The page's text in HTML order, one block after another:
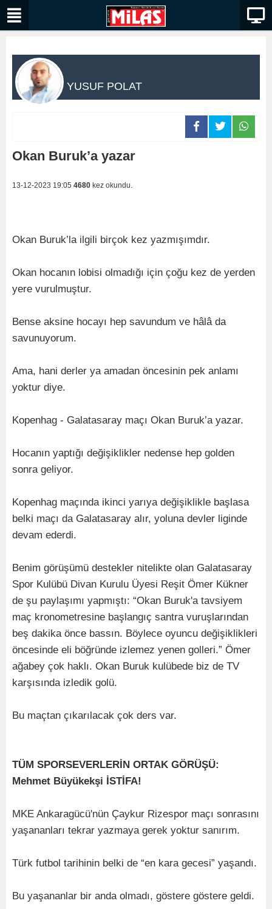
YUSUF POLAT
Okan Buruk’a yazar
13-12-2023 19:05 4680 kez okundu.
Okan Buruk’la ilgili birçok kez yazmışımdır.
Okan hocanın lobisi olmadığı için çoğu kez de yerden
yere vurulmuştur.
Bense aksine hocayı hep savundum ve hâlâ da
savunuyorum.
Ama, hani derler ya amadan öncesinin pek anlamı
yoktur diye.
Kopenhag - Galatasaray maçı Okan Buruk’a yazar.
Hocanın yaptığı değişiklikler nedense hep golden
sonra geliyor.
Kopenhag maçında ikinci yarıya değişiklikle başlasa
belki maçı da Galatasaray alır, yoluna devler liginde
devam ederdi.
Benim görüşümü destekler nitelikte olan Galatasaray
Spor Kulübü Divan Kurulu Üyesi Reşit Ömer Kükner
de şu paylaşımı yapmıştı: “Okan Buruk'a tavsiyem
maç kronometresine başlangıç santra vuruşlarından
beş dakika önce bassın. Böylece oyuncu değişiklikleri
öncesinde eli böğründe izlemez yenen golleri.” Ömer
ağabey çok haklı. Okan Buruk kulübede biz de TV
karşısında izledik golü.
Bu maçtan çıkarılacak çok ders var.
TÜM SPORSEVERLERİN ORTAK GÖRÜŞÜ:
Mehmet Büyükekşi İSTİFA!
MKE Ankaragücü'nün Çaykur Rizespor maçı sonrasını
yaşananları tekrar yazmaya gerek yoktur sanırım.
Türk futbol tarihinin belki de “en kara gecesi” yaşandı.
Bu yaşananlar bir anda olmadı, göstere göstere geldi.